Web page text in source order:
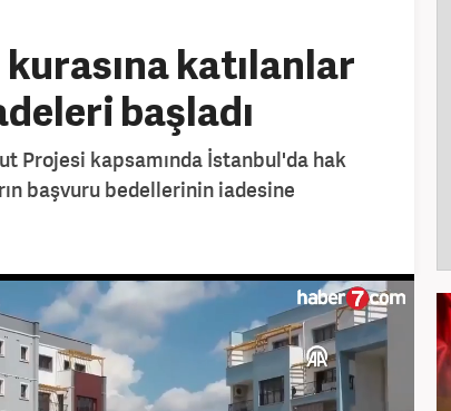
katılanlar
başladı
Projesi kapsamında İstanbul'da hak
başvuru bedellerinin iadesine